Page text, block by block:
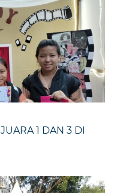
1 DAN 3 DI